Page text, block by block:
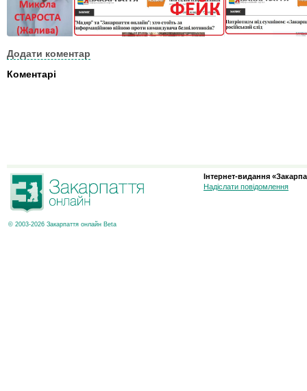
Додати коментар
Коментарі
© 2003-2026 Закарпаття онлайн Beta
Інтернет-видання
Надіслати повідомлення